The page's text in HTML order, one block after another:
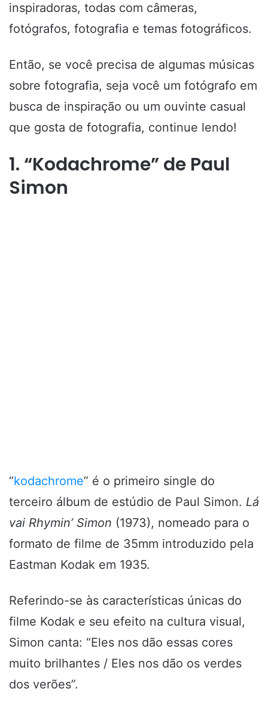
inspiradoras, todas com câmeras,
fotógrafos, fotografia e temas fotográficos.
Então, se você precisa de algumas músicas
sobre fotografia, seja você um fotógrafo em
busca de inspiração ou um ouvinte casual
que gosta de fotografia, continue lendo!
1. “Kodachrome” de Paul
Simon
“kodachrome” é o primeiro single do
terceiro álbum de estúdio de Paul Simon. Lá
vai Rhymin’ Simon (1973), nomeado para o
formato de filme de 35mm introduzido pela
Eastman Kodak em 1935.
Referindo-se às características únicas do
filme Kodak e seu efeito na cultura visual,
Simon canta: “Eles nos dão essas cores
muito brilhantes / Eles nos dão os verdes
dos verões”.